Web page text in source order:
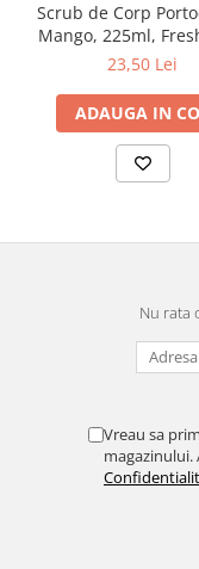
Yuup! - Cosmetica
produse)
Zuluff Diapers (70
Scrub de Corp
Mango, 225ml,
23,50 Lei
ADAUGA IN
Nu rata
Vreau sa
magazinului.